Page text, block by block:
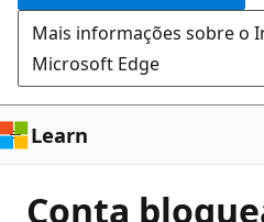
Mais informações sobre o
Microsoft Edge
Learn
Conta